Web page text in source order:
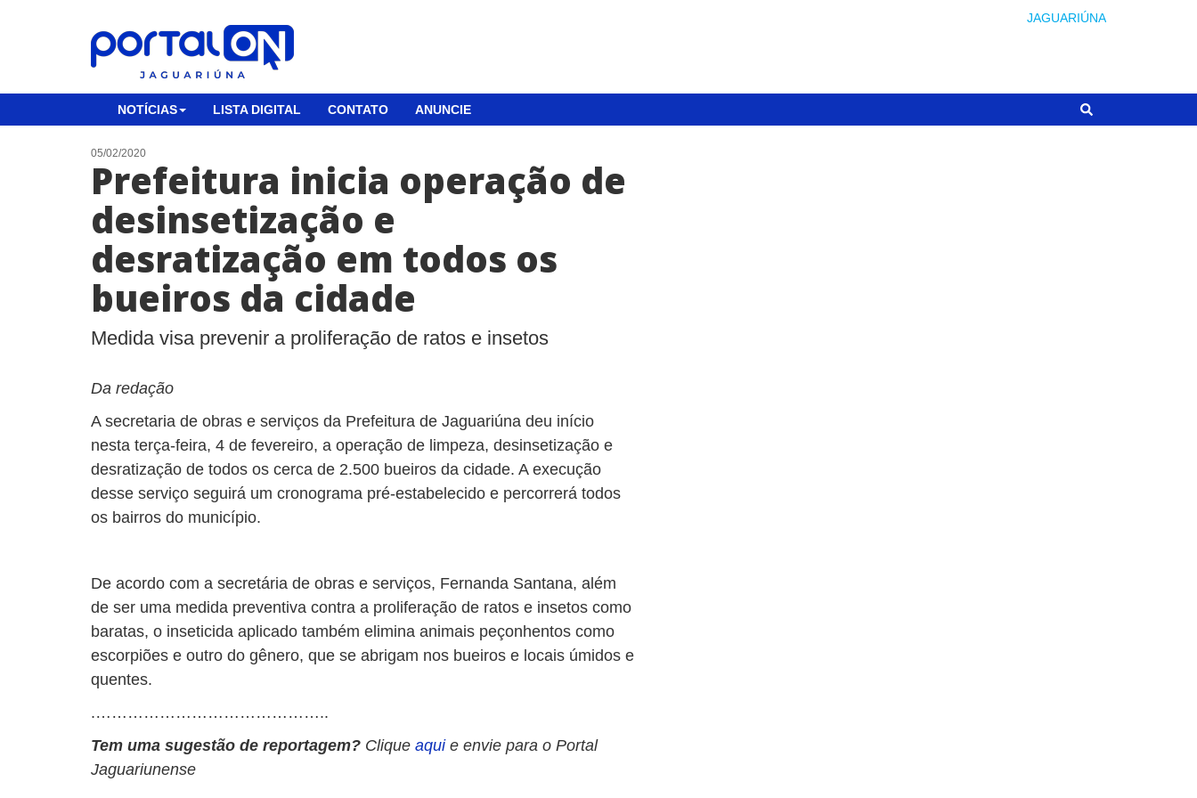
JAGUARIÚNA
NOTÍCIAS LISTA DIGITAL CONTATO ANUNCIE
05/02/2020
Prefeitura inicia operação de
desinsetização e
desratização em todos os
bueiros da cidade
Medida visa prevenir a proliferação de ratos e insetos
Da redação
A secretaria de obras e serviços da Prefeitura de Jaguariúna deu início
nesta terça-feira, 4 de fevereiro, a operação de limpeza, desinsetização e
desratização de todos os cerca de 2.500 bueiros da cidade. A execução
desse serviço seguirá um cronograma pré-estabelecido e percorrerá todos
os bairros do município.
De acordo com a secretária de obras e serviços, Fernanda Santana, além
de ser uma medida preventiva contra a proliferação de ratos e insetos como
baratas, o inseticida aplicado também elimina animais peçonhentos como
escorpiões e outro do gênero, que se abrigam nos bueiros e locais úmidos e
quentes.
.……………………………………..
Tem uma sugestão de reportagem? Clique aqui e envie para o Portal
Jaguariunense